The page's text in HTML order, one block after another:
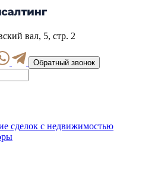
вал, 5, стр. 2
Обратный звонок
сделок с недвижимостью